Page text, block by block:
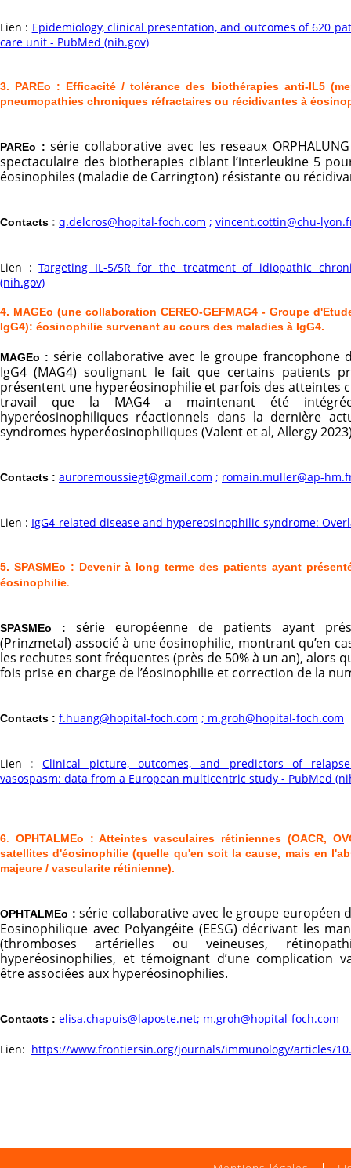
Lien : Epidemiology, clinical presentation, and outcomes of 620
care unit - PubMed (nih.gov)
3. PAREo : Efficacité / tolérance des biothérapies anti-IL5
pneumopathies chroniques réfractaires ou récidivantes à
PAREo : série collaborative avec les reseaux
spectaculaire des biotherapies ciblant l’interleukine 5
éosinophiles (maladie de Carrington) résistante ou
Contacts : q.delcros@hopital-foch.com ; vincent.cottin@chu-
Lien : Targeting IL-5/5R for the treatment of idiopathic
(nih.gov)
4. MAGEo (une collaboration CEREO-GEFMAG4 - Groupe
IgG4): éosinophilie survenant au cours des maladies à IgG4.
MAGEo : série collaborative avec le groupe francophone
IgG4 (MAG4) soulignant le fait que certains patients
présentent une hyperéosinophilie et parfois des atteintes
travail que la MAG4 a maintenant été
hyperéosinophiliques réactionnels dans la dernière
syndromes hyperéosinophiliques (Valent et al, Allergy
Contacts : auroremoussiegt@gmail.com ; romain.muller@ap-
Lien : IgG4-related disease and hypereosinophilic syndrome:
5. SPASMEo : Devenir à long terme des patients ayant
éosinophilie.
SPASMEo :
série européenne de patients ayant
(Prinzmetal) associé à une éosinophilie, montrant qu’en
les rechutes sont fréquentes (près de 50% à un an), alors
fois prise en charge de l’éosinophilie et correction de la
Contacts : f.huang@hopital-foch.com ; m.groh@hopital-foch.com
Lien :Clinical picture, outcomes, and predictors of
vasospasm: data from a European multicentric study - PubMed
6. OPHTALMEo : Atteintes vasculaires rétiniennes (OACR,
satellites d'éosinophilie (quelle qu'en soit la cause, mais en
majeure / vascularite rétinienne).
OPHTALMEo : série collaborative avec le groupe européen
Eosinophilique avec Polyangéite (EESG) décrivant les
(thromboses artérielles ou veineuses,
hyperéosinophilies, et témoignant d’une complication
être associées aux hyperéosinophilies.
Contacts : elisa.chapuis@laposte.net; m.groh@hopital-foch.com
Lien: https://www.frontiersin.org/journals/immunology/articles/